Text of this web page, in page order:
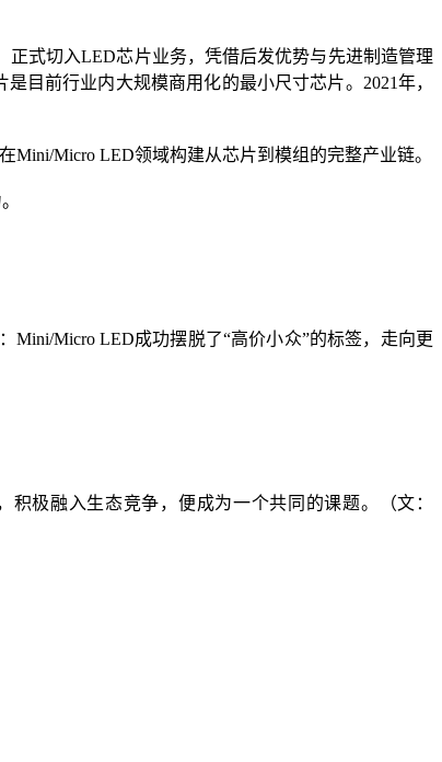
正式切入LED芯片业务，凭借后发优势与先进制造管理
目前行业内大规模商用化的最小尺寸芯片。2021年，
Micro LED领域构建从芯片到模组的完整产业链。
Micro LED成功摆脱了“高价小众”的标签，走向更
极融入生态竞争，便成为一个共同的课题。（文：